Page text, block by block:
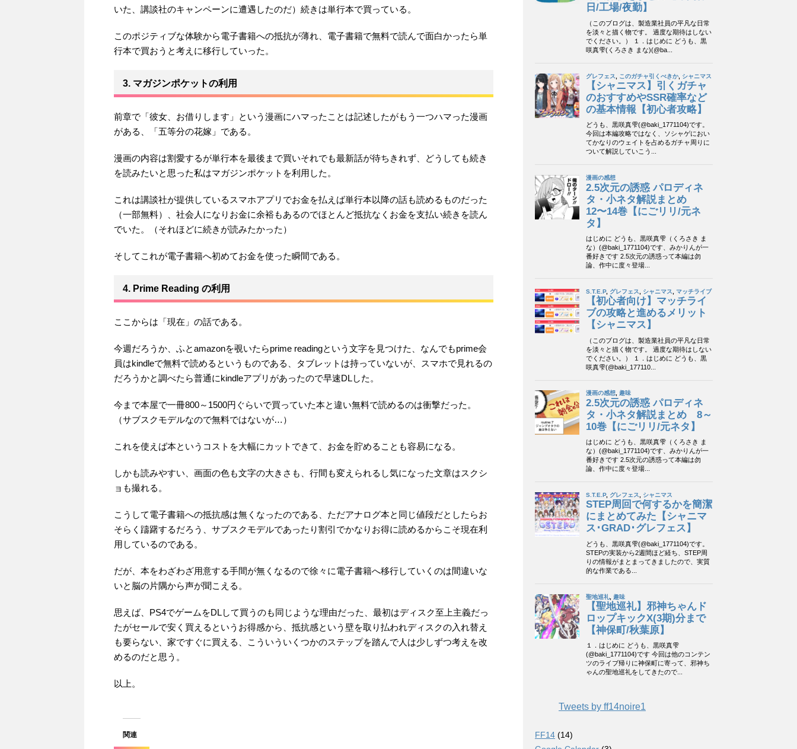
いた、講談社のキャンペーンに遭遇したのだ）続きは単行本で買っている。
このポジティブな体験から電子書籍への抵抗が薄れ、電子書籍で無料で読んで面白かったら単
行本で買おうと考えに移行していった。
3. マガジンポケットの利用
前章で「彼女、お借りします」という漫画にハマったことは記述したがもう一つハマった漫画
がある、「五等分の花嫁」である。
漫画の内容は割愛するが単行本を最後まで買いそれでも最新話が待ちきれず、どうしても続き
を読みたいと思った私はマガジンポケットを利用した。
これは講談社が提供しているスマホアプリでお金を払えば単行本以降の話も読めるものだった
（一部無料）、社会人になりお金に余裕もあるのでほとんど抵抗なくお金を支払い続きを読ん
でいた。（それほどに続きが読みたかった）
そしてこれが電子書籍へ初めてお金を使った瞬間である。
4. Prime Reading の利用
ここからは「現在」の話である。
今週だろうか、ふとamazonを覗いたらprime readingという文字を見つけた、なんでもprime会
員はkindleで無料で読めるというものである、タブレットは持っていないが、スマホで見れるの
だろうかと調べたら普通にkindleアプリがあったので早速DLした。
今まで本屋で一冊800～1500円ぐらいで買っていた本と違い無料で読めるのは衝撃だった。
（サブスクモデルなので無料ではないが…）
これを使えば本というコストを大幅にカットできて、お金を貯めることも容易になる。
しかも読みやすい、画面の色も文字の大きさも、行間も変えられるし気になった文章はスクシ
ョも撮れる。
こうして電子書籍への抵抗感は無くなったのである、ただアナログ本と同じ値段だとしたらお
そらく躊躇するだろう、サブスクモデルであったり割引でかなりお得に読めるからこそ現在利
用しているのである。
だが、本をわざわざ用意する手間が無くなるので徐々に電子書籍へ移行していくのは間違いな
いと脳の片隅から声が聞こえる。
思えば、PS4でゲームをDLして買うのも同じような理由だった、最初はディスク至上主義だっ
たがセールで安く買えるというお得感から、抵抗感という壁を取り払われディスクの入れ替え
も要らない、家ですぐに買える、こういういくつかのステップを踏んで人は少しずつ考えを改
めるのだと思う。
以上。
関連
Tweets by ff14noire1
FF14 (14)